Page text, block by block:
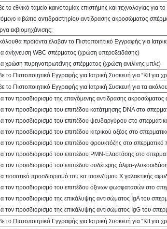
το εθνικό ταμείο καινοτομίας επιστήμης και τεχνολογίας για
κιβώτιο αντιδραστηρίου αντίδρασης ακροσώματος
εκβιομηχάνισης;
προϊόντα έλαβαν το Πιστοποιητικό Εγγραφής για
ανίχνευση WBC σπέρματος (χρώση υπεροξειδάσης)
χρώση πυρηνοπρωτεΐνης σπέρματος (χρώση ανιλίνης μπλε)
το Πιστοποιητικό Εγγραφής για Ιατρική Συσκευή για “Kit για
το Πιστοποιητικό Εγγραφής για Ιατρική Συσκευή για τα
τον προσδιορισμό της επαγόμενης αντίδρασης ακροσώματος
τον προσδιορισμό του επιπέδου κατάτμησης DNA στο
τον προσδιορισμό του επιπέδου ψευδαργύρου στο
τον προσδιορισμό του επιπέδου κιτρικού οξέος στο
τον προσδιορισμό του επιπέδου φρουκτόζης στο
τον προσδιορισμό του επιπέδου PMN-Ελαστάσης στο
τον προσδιορισμό του επιπέδου ουδέτερης άλφα-
ποσοτικό προσδιορισμό του κιτ ισοενζύμου X γαλακτικής
τον προσδιορισμό του επιπέδου όξινων φωσφατασών στο
τον προσδιορισμό της επικάλυψης αντισώματος IgA του
τον προσδιορισμό της επικάλυψης αντισώματος IgG του
το Πιστοποιητικό Εγγραφής για Ιατρική Συσκευή για “Kit